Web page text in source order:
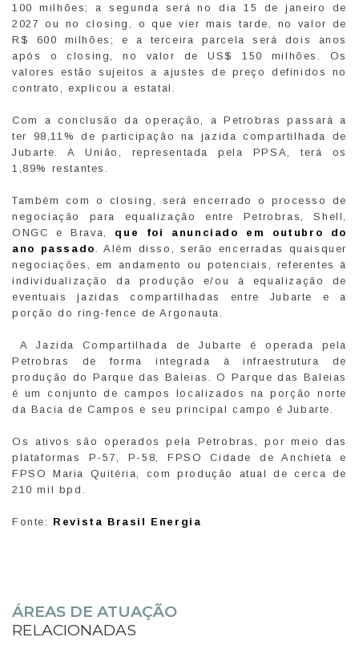
100 milhões; a segunda será no dia 15 de janeiro de
2027 ou no closing, o que vier mais tarde, no valor de
R$ 600 milhões; e a terceira parcela será dois anos
após o closing, no valor de US$ 150 milhões. Os
valores estão sujeitos a ajustes de preço definidos no
contrato, explicou a estatal.
Com a conclusão da operação, a Petrobras passará a
ter 98,11% de participação na jazida compartilhada de
Jubarte. A União, representada pela PPSA, terá os
1,89% restantes.
Também com o closing, será encerrado o processo de
negociação para equalização entre Petrobras, Shell,
ONGC e Brava, que foi anunciado em outubro do
ano passado
. Além disso, serão encerradas quaisquer
negociações, em andamento ou potenciais, referentes à
individualização da produção e/ou à equalização de
eventuais jazidas compartilhadas entre Jubarte e a
porção do ring-fence de Argonauta.
A Jazida Compartilhada de Jubarte é operada pela
Petrobras de forma integrada à infraestrutura de
produção do Parque das Baleias. O Parque das Baleias
é um conjunto de campos localizados na porção norte
da Bacia de Campos e seu principal campo é Jubarte.
Os ativos são operados pela Petrobras, por meio das
plataformas P-57, P-58, FPSO Cidade de Anchieta e
FPSO Maria Quitéria, com produção atual de cerca de
210 mil bpd.
Fonte: Revista Brasil Energia
ÁREAS DE ATUAÇÃO
RELACIONADAS